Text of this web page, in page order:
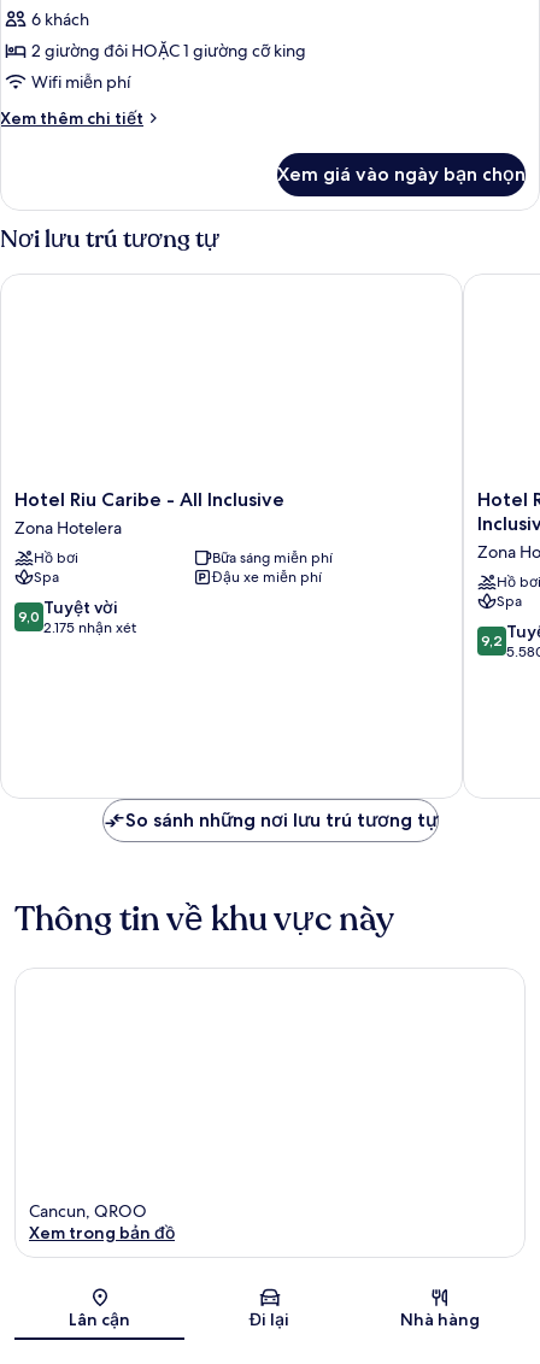
6 khách
2 giường đôi HOẶC 1 giường cỡ king
Wifi miễn phí
Xem thêm chi tiết
Chi
Phòng
đôi
Tiêu
chuẩn,
phòng
Xem giá vào ngày bạn chọn
Nơi lưu trú tương tự
Hotel
Riu
Caribe
-
All
Inclusive
Zona
Hotel Riu Caribe - All Inclusive
Zona Hotelera
Hồ bơi
Bữa sáng miễn phí
Spa
Đậu xe miễn phí
9.0
trên
9,0 Tuyệt vời
2.175 nhận xét
Hotel Riu Caribe - All Inclusive
Hotel
Riu
Las
-
Adults
Only-
Hotel
Zona
Hồ bơi
Spa
9.2
trên
9,2
Hotel
So sánh những nơi lưu trú tương tự
Thông tin về khu vực này
Bản đồ
Cancun, QROO
Xem trong bản đồ
Lân cận Đi lại Nhà hàng